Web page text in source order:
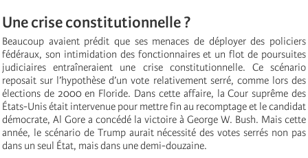
Une crise constitutionnelle ?
Beaucoup avaient prédit que ses menaces de déployer des policiers
fédéraux, son intimidation des fonctionnaires et un flot de poursuites
judiciaires entraîneraient une crise constitutionnelle. Ce scénario
reposait sur l’hypothèse d’un vote relativement serré, comme lors des
élections de 2000 en Floride. Dans cette affaire, la Cour suprême des
États-Unis était intervenue pour mettre fin au recomptage et le candidat
démocrate, Al Gore a concédé la victoire à George W. Bush. Mais cette
année, le scénario de Trump aurait nécessité des votes serrés non pas
dans un seul État, mais dans une demi-douzaine.